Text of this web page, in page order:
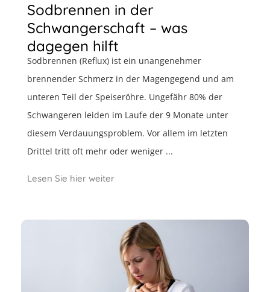
Sodbrennen in der
Schwangerschaft – was
dagegen hilft
Sodbrennen (Reflux) ist ein unangenehmer
brennender Schmerz in der Magengegend und am
unteren Teil der Speiseröhre. Ungefähr 80% der
Schwangeren leiden im Laufe der 9 Monate unter
diesem Verdauungsproblem. Vor allem im letzten
Drittel tritt oft mehr oder weniger ...
Lesen Sie hier weiter